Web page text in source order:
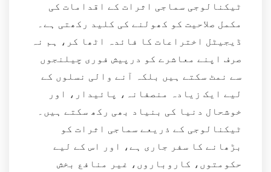
ٹیکنالوجی سماجی اثرات کے اقدامات کی
مکمل صلاحیت کو کھولنے کی کلید رکھتی ہے۔
ڈیجیٹل اختراعات کا فائدہ اٹھا کر، ہم نہ
صرف اپنے معاشرے کو درپیش فوری چیلنجوں
سے نمٹ سکتے ہیں بلکہ آنے والی نسلوں کے
لیے ایک زیادہ منصفانہ، پائیدار، اور
خوشحال دنیا کی بنیاد بھی رکھ سکتے ہیں۔
ٹیکنالوجی کے ذریعے سماجی اثرات کو
بڑھانے کا سفر جاری ہے، اور اس کے لیے
حکومتوں، کاروباروں، غیر منافع بخش